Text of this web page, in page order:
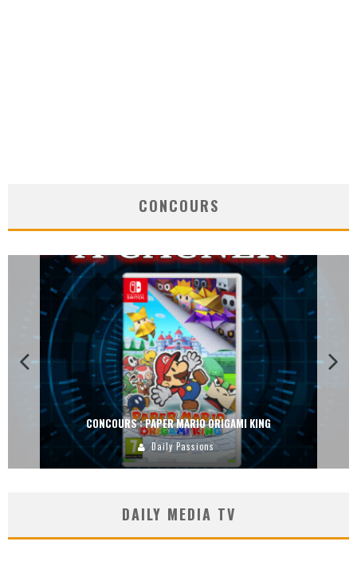
CONCOURS
CONCOURS : PAPER MARIO ORIGAMI KING
Daily Passions
DAILY MEDIA TV